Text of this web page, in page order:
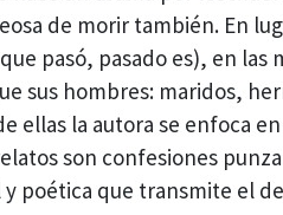
de morir también. En
pasó, pasado es), en las
sus hombres: maridos,
ellas la autora se enfoca
son confesiones
poética que transmite el